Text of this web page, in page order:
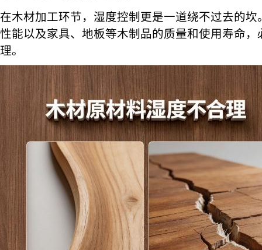
在木材加工环节，湿度控制更是一道绕不过去的
性能以及家具、地板等木制品的质量和使用寿命
理。